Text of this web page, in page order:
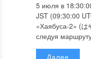
5 июля в
JST (09:30:00
«Хаябуса-2» (は
следуя
Далее